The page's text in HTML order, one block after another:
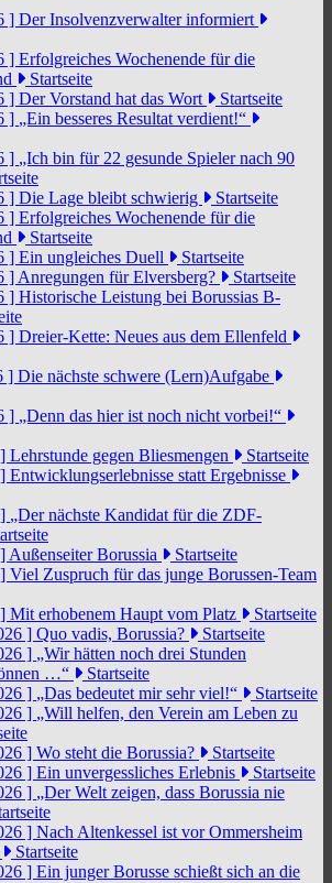
] Der Insolvenzverwalter informiert
] Erfolgreiches Wochenende für die
Startseite
] Der Vorstand hat das Wort
Startseite
] „Ein besseres Resultat verdient!“
] „Ich bin für 22 gesunde Spieler nach 90
] Die Lage bleibt schwierig
Startseite
] Erfolgreiches Wochenende für die
Startseite
] Ein ungleiches Duell
Startseite
] Anregungen für Elversberg?
Startseite
] Historische Leistung bei Borussias B-
] Dreier-Kette: Neues aus dem Ellenfeld
] Die nächste schwere (Lern)Aufgabe
] „Denn das hier ist noch nicht vorbei!“
Lehrstunde gegen Bliesmengen
Startseite
Entwicklungserlebnisse statt Ergebnisse
„Der nächste Kandidat für die ZDF-
Außenseiter Borussia
Startseite
Viel Zuspruch für das junge Borussen-Team
Mit erhobenem Haupt vom Platz
Startseite
] Quo vadis, Borussia?
Startseite
] „Wir hätten noch drei Stunden
…“
Startseite
] „Das bedeutet mir sehr viel!“
Startseite
] „Will helfen, den Verein am Leben zu
] Wo steht die Borussia?
Startseite
] Ein unvergessliches Erlebnis
Startseite
] „Der Welt zeigen, dass Borussia nie
] Nach Altenkessel ist vor Ommersheim
Startseite
] Ein junger Borusse schießt sich an die